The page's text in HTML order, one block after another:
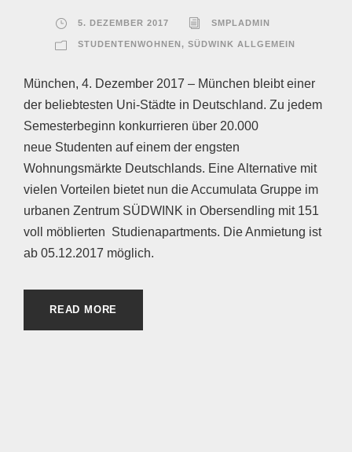
5. DEZEMBER 2017 SMPLADMIN
STUDENTENWOHNEN , SÜDWINK ALLGEMEIN
München, 4. Dezember 2017 – München bleibt einer
der beliebtesten Uni-Städte in Deutschland. Zu jedem
Semesterbeginn konkurrieren über 20.000
neue Studenten auf einem der engsten
Wohnungsmärkte Deutschlands. Eine Alternative mit
vielen Vorteilen bietet nun die Accumulata Gruppe im
urbanen Zentrum SÜDWINK in Obersendling mit 151
voll möblierten Studienapartments. Die Anmietung ist
ab 05.12.2017 möglich.
READ MORE